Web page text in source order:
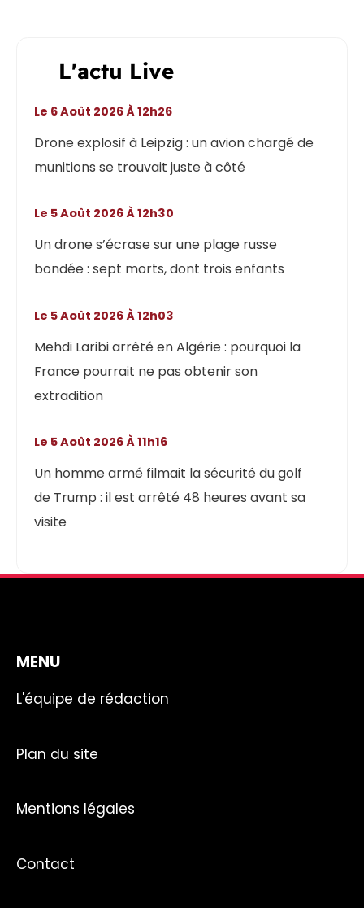
L'actu Live
Drone explosif à Leipzig : un avion chargé de
munitions se trouvait juste à côté
Le 6 Août 2026 À 12h26
Un drone s’écrase sur une plage russe
bondée : sept morts, dont trois enfants
Le 5 Août 2026 À 12h30
Mehdi Laribi arrêté en Algérie : pourquoi la
France pourrait ne pas obtenir son
extradition
Le 5 Août 2026 À 12h03
Un homme armé filmait la sécurité du golf
de Trump : il est arrêté 48 heures avant sa
visite
Le 5 Août 2026 À 11h16
MENU
L'équipe de rédaction
Plan du site
Mentions légales
Contact